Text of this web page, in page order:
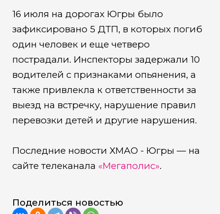
16 июля на дорогах Югры было
зафиксировано 5 ДТП, в которых погиб
один человек и еще четверо
пострадали. Инспекторы задержали 10
водителей с признаками опьянения, а
также привлекла к ответственности за
выезд на встречку, нарушение правил
перевозки детей и другие нарушения.
Последние новости ХМАО - Югры — на
сайте телеканала «Мегаполис».
Поделиться новостью